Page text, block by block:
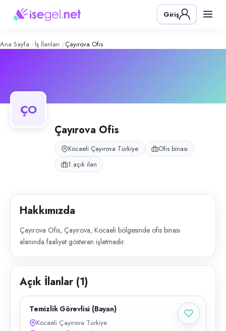
Ofis – Şirket Profili
Konum:
Çayırova Ofis, Çayırova, Kocaeli bölgesinde ofis binası alanında
Giriş
Ana Sayfa İş İlanları Çayırova Ofis
ÇO
Çayırova Ofis
Kocaeli Çayırova Türkiye
Ofis binası
1 açık ilan
Hakkımızda
Çayırova Ofis, Çayırova, Kocaeli bölgesinde ofis binası
alanında faaliyet gösteren işletmedir.
Açık İlanlar (1)
Temizlik Görevlisi (Bayan)
Kocaeli Çayırova Türkiye